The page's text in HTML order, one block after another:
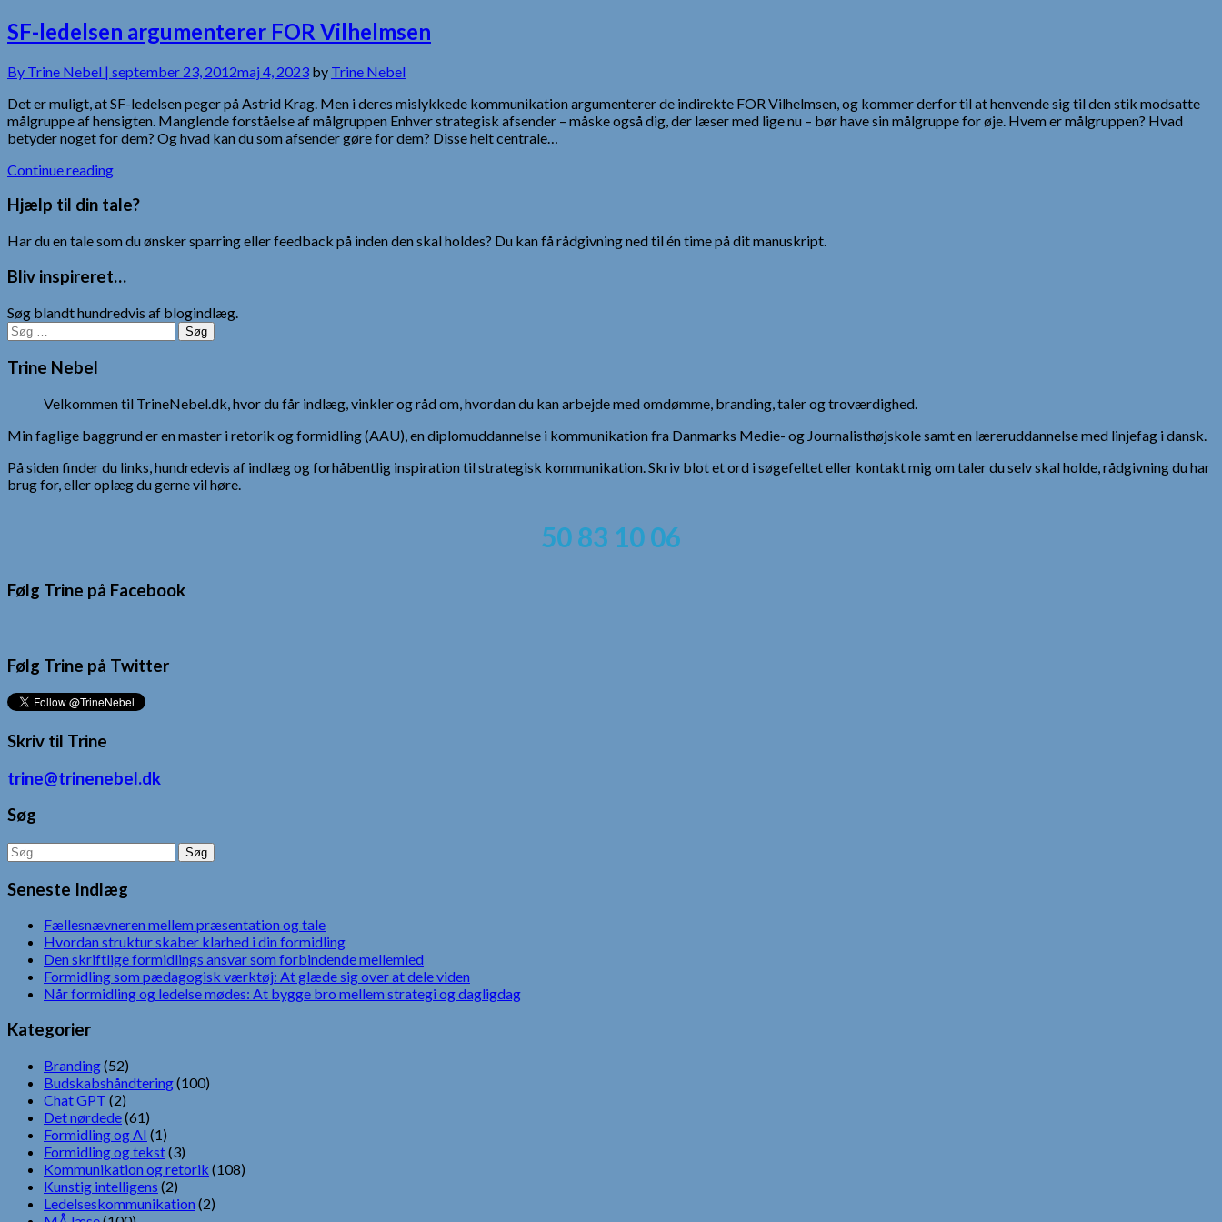
SF-ledelsen argumenterer FOR Vilhelmsen
By Trine Nebel | september 23, 2012maj 4, 2023 by Trine Nebel
Det er muligt, at SF-ledelsen peger på Astrid Krag. Men i deres mislykkede kommunikation argumenterer de indirekte FOR Vilhelmsen, og kommer derfor til at henvende sig til den stik modsatte
målgruppe af hensigten. Manglende forståelse af målgruppen Enhver strategisk afsender – måske også dig, der læser med lige nu – bør have sin målgruppe for øje. Hvem er målgruppen? Hvad
betyder noget for dem? Og hvad kan du som afsender gøre for dem? Disse helt centrale…
Continue reading
Hjælp til din tale?
Har du en tale som du ønsker sparring eller feedback på inden den skal holdes? Du kan få rådgivning ned til én time på dit manuskript.
Bliv inspireret…
Søg blandt hundredvis af blogindlæg.
Søg
efter:
Trine Nebel
Velkommen til TrineNebel.dk, hvor du får indlæg, vinkler og råd om, hvordan du kan arbejde med omdømme, branding, taler og troværdighed.
Min faglige baggrund er en master i retorik og formidling (AAU), en diplomuddannelse i kommunikation fra Danmarks Medie- og Journalisthøjskole samt en læreruddannelse med linjefag i dansk.
På siden finder du links, hundredevis af indlæg og forhåbentlig inspiration til strategisk kommunikation. Skriv blot et ord i søgefeltet eller kontakt mig om taler du selv skal holde, rådgivning du har
brug for, eller oplæg du gerne vil høre.
50 83 10 06
Følg Trine på Facebook
Følg Trine på Twitter
Skriv til Trine
trine@trinenebel.dk
Søg
Søg
efter:
Seneste Indlæg
Fællesnævneren mellem præsentation og tale
Hvordan struktur skaber klarhed i din formidling
Den skriftlige formidlings ansvar som forbindende mellemled
Formidling som pædagogisk værktøj: At glæde sig over at dele viden
Når formidling og ledelse mødes: At bygge bro mellem strategi og dagligdag
Kategorier
Branding(52)
Budskabshåndtering(100)
Chat GPT (2)
Det nørdede(61)
Formidling og AI (1)
Formidling og tekst(3)
Kommunikation og retorik (108)
Kunstig intelligens (2)
Ledelseskommunikation (2)